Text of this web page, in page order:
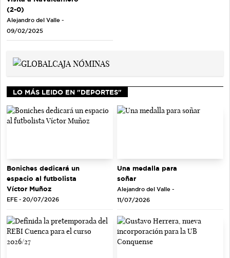
(2-0)
Alejandro del Valle -
09/02/2025
LO MÁS LEIDO EN "DEPORTES"
Boniches dedicará un
espacio al futbolista
Víctor Muñoz
EFE - 20/07/2026
Una medalla para
soñar
Alejandro del Valle -
11/07/2026